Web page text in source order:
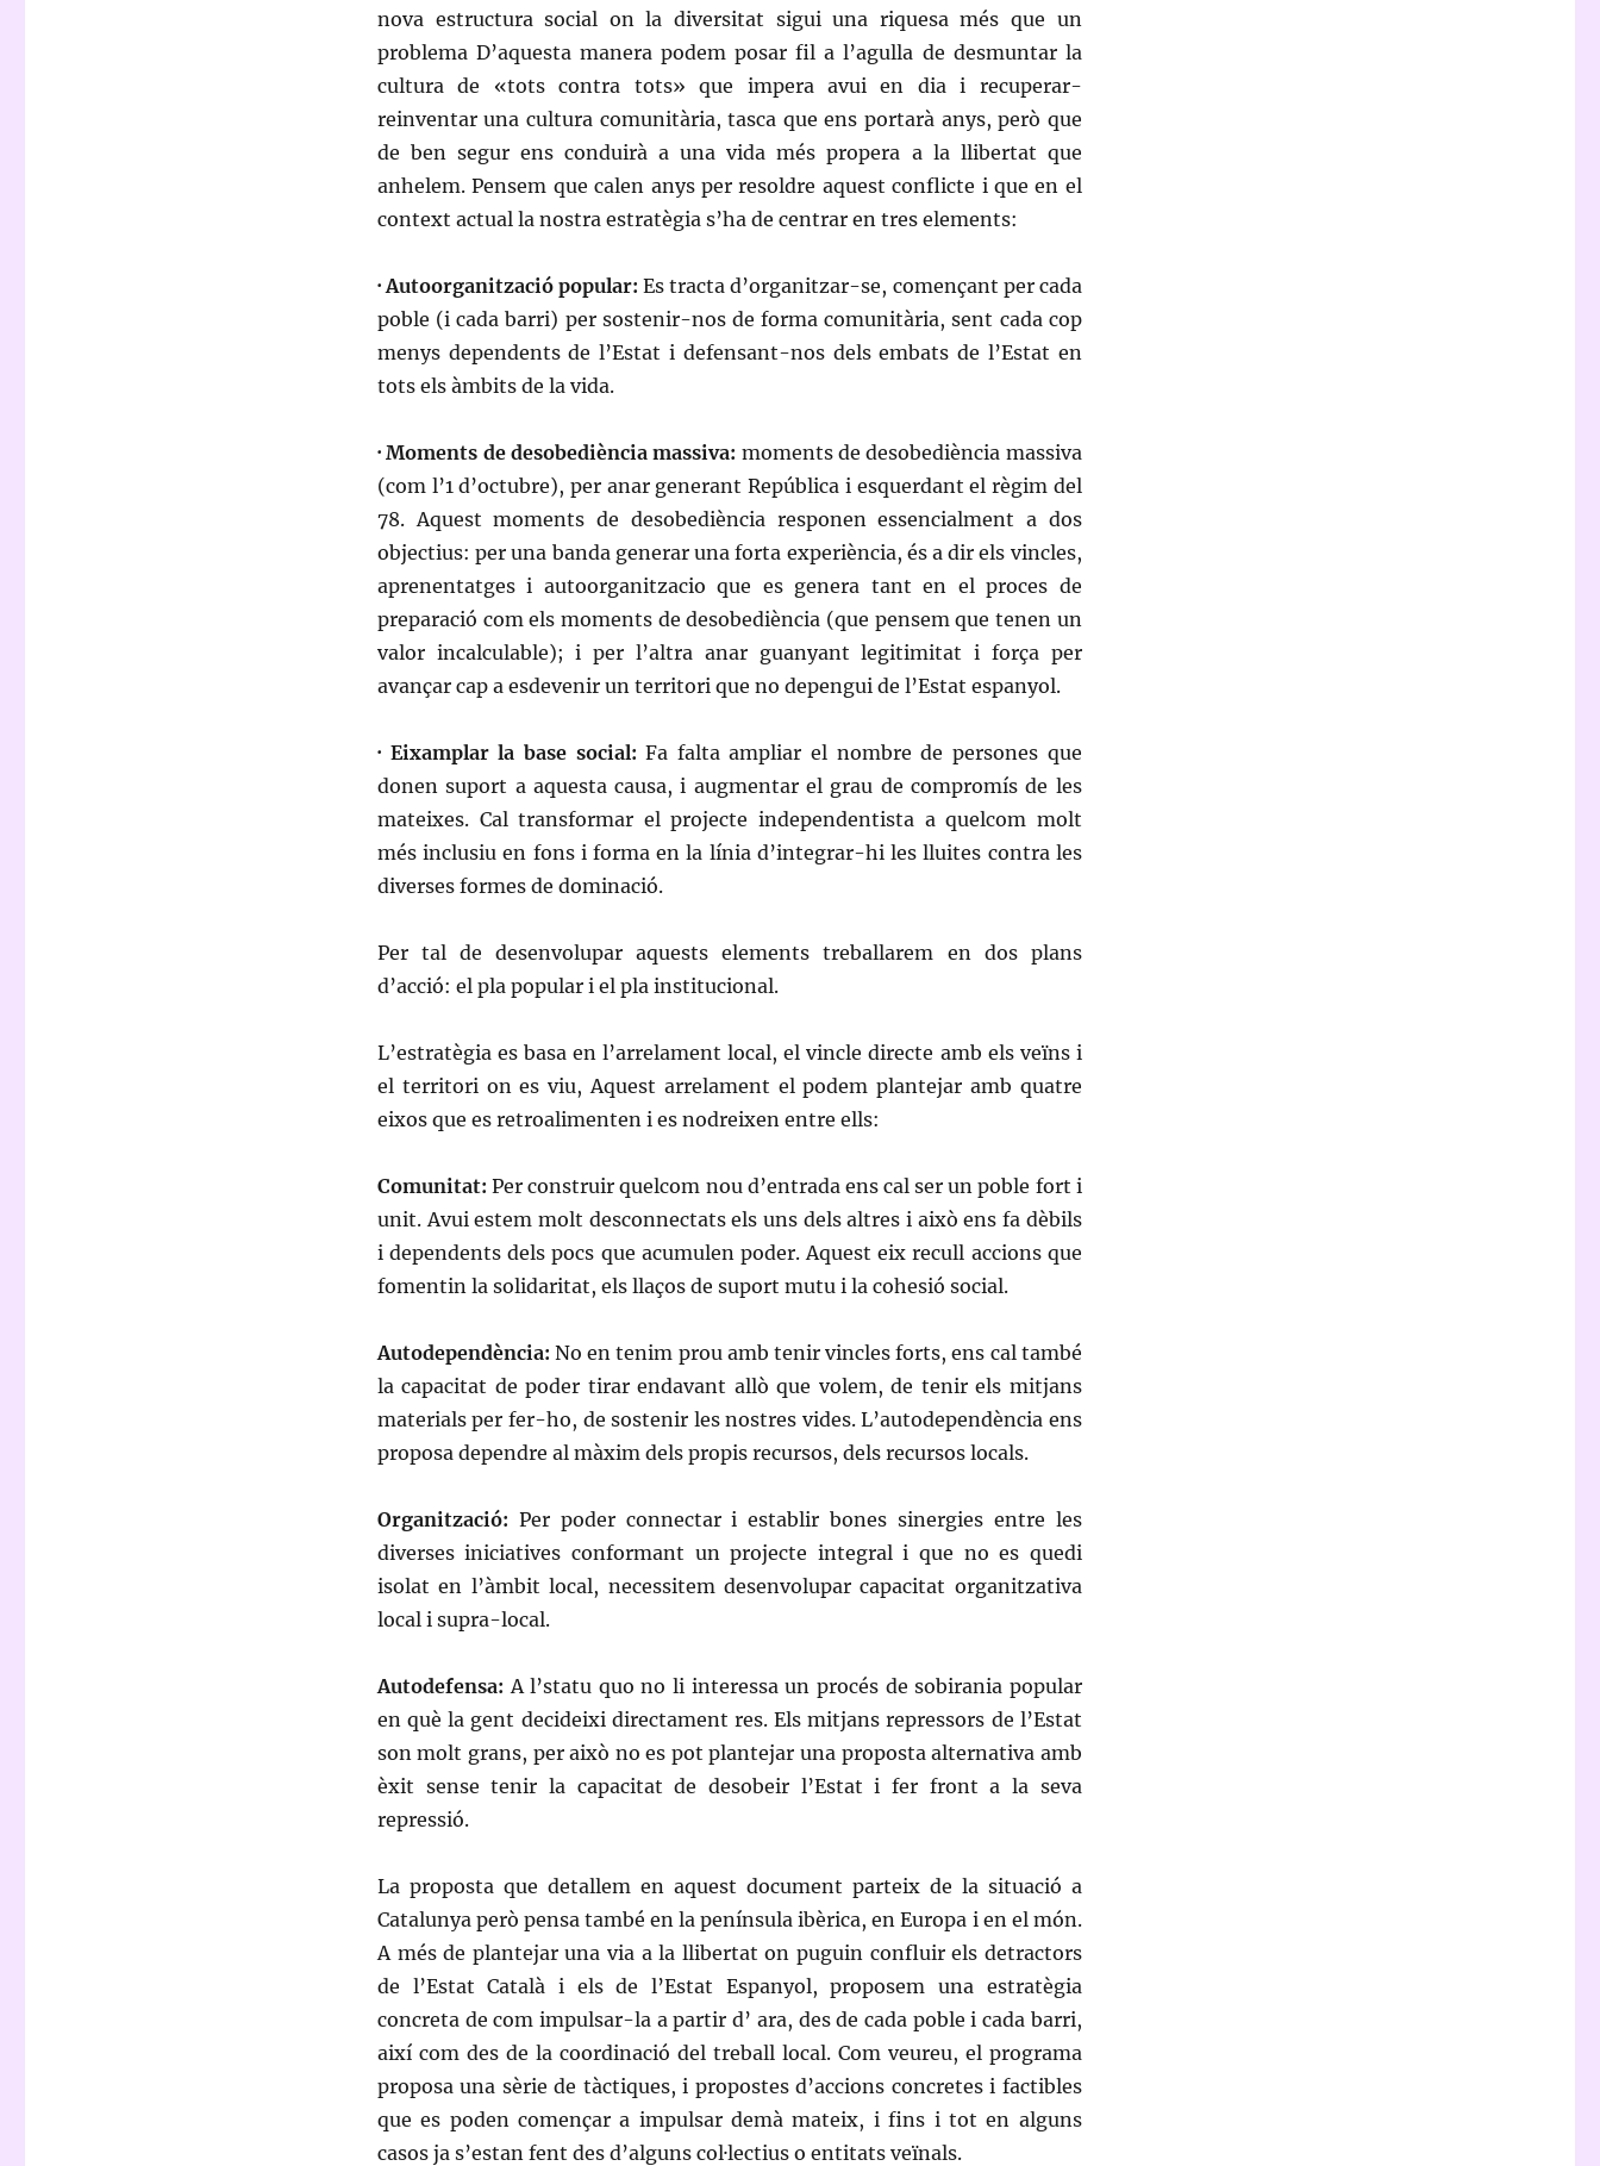
nova estructura social on la diversitat sigui una riquesa més que un
problema D’aquesta manera podem posar fil a l’agulla de desmuntar la
cultura de «tots contra tots» que impera avui en dia i recuperar-
reinventar una cultura comunitària, tasca que ens portarà anys, però que
de ben segur ens conduirà a una vida més propera a la llibertat que
anhelem. Pensem que calen anys per resoldre aquest conflicte i que en el
context actual la nostra estratègia s’ha de centrar en tres elements:
· Autoorganització popular: Es tracta d’organitzar-se, començant per cada
poble (i cada barri) per sostenir-nos de forma comunitària, sent cada cop
menys dependents de l’Estat i defensant-nos dels embats de l’Estat en
tots els àmbits de la vida.
· Moments de desobediència massiva: moments de desobediència massiva
(com l’1 d’octubre), per anar generant República i esquerdant el règim del
78. Aquest moments de desobediència responen essencialment a dos
objectius: per una banda generar una forta experiència, és a dir els vincles,
aprenentatges i autoorganitzacio que es genera tant en el proces de
preparació com els moments de desobediència (que pensem que tenen un
valor incalculable); i per l’altra anar guanyant legitimitat i força per
avançar cap a esdevenir un territori que no depengui de l’Estat espanyol.
· Eixamplar la base social: Fa falta ampliar el nombre de persones que
donen suport a aquesta causa, i augmentar el grau de compromís de les
mateixes. Cal transformar el projecte independentista a quelcom molt
més inclusiu en fons i forma en la línia d’integrar-hi les lluites contra les
diverses formes de dominació.
Per tal de desenvolupar aquests elements treballarem en dos plans
d’acció: el pla popular i el pla institucional.
L’estratègia es basa en l’arrelament local, el vincle directe amb els veïns i
el territori on es viu, Aquest arrelament el podem plantejar amb quatre
eixos que es retroalimenten i es nodreixen entre ells:
Comunitat:Per construir quelcom nou d’entrada ens cal ser un poble fort i
unit. Avui estem molt desconnectats els uns dels altres i això ens fa dèbils
i dependents dels pocs que acumulen poder. Aquest eix recull accions que
fomentin la solidaritat, els llaços de suport mutu i la cohesió social.
Autodependència:No en tenim prou amb tenir vincles forts, ens cal també
la capacitat de poder tirar endavant allò que volem, de tenir els mitjans
materials per fer-ho, de sostenir les nostres vides. L’autodependència ens
proposa dependre al màxim dels propis recursos, dels recursos locals.
Organització: Per poder connectar i establir bones sinergies entre les
diverses iniciatives conformant un projecte integral i que no es quedi
isolat en l’àmbit local, necessitem desenvolupar capacitat organitzativa
local i supra-local.
Autodefensa:Al’statu quo no li interessa un procés de sobirania popular
en què la gent decideixi directament res. Els mitjans repressors de l’Estat
son molt grans, per això no es pot plantejar una proposta alternativa amb
èxit sense tenir la capacitat de desobeir l’Estat i fer front a la seva
repressió.
La proposta que detallem en aquest document parteix de la situació a
Catalunya però pensa també en la península ibèrica, en Europa i en el món.
A més de plantejar una via a la llibertat on puguin confluir els detractors
de l’Estat Català i els de l’Estat Espanyol, proposem una estratègia
concreta de com impulsar-la a partir d’ ara, des de cada poble i cada barri,
així com des de la coordinació del treball local. Com veureu, el programa
proposa una sèrie de tàctiques, i propostes d’accions concretes i factibles
que es poden començar a impulsar demà mateix, i fins i tot en alguns
casos ja s’estan fent des d’alguns col·lectius o entitats veïnals.